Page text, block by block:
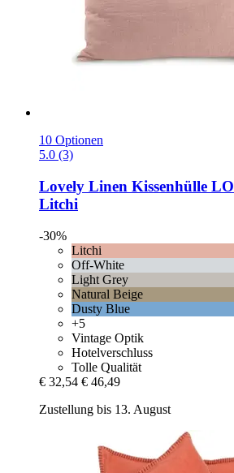
10 Optionen
5.0 (3)
Lovely Linen Kissenhülle
Litchi
-30%
Litchi
Off-White
Light Grey
Natural Beige
Dusty Blue
+5
Vintage Optik
Hotelverschluss
Tolle Qualität
€ 32,54 € 46,49
Zustellung bis 13. August